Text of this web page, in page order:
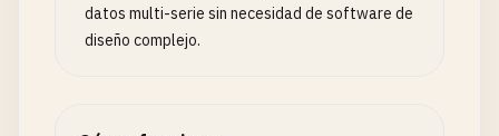
datos multi-serie sin necesidad de software de
diseño complejo.